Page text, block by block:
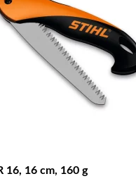
16, 16 cm, 160 g